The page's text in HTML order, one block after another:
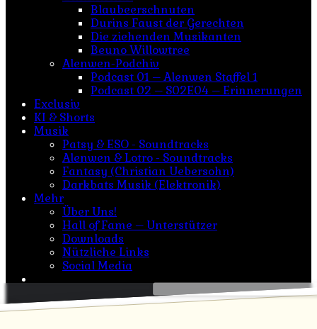
Blaubeerschnuten
Durins Faust der Gerechten
Die ziehenden Musikanten
Beuno Willowtree
Alenwen-Podchiv
Podcast 01 – Alenwen Staffel 1
Podcast 02 – S02E04 – Erinnerungen
Exclusiv
KI & Shorts
Musik
Patsy & ESO - Soundtracks
Alenwen & Lotro - Soundtracks
Fantasy (Christian Uebersohn)
Darkbats Musik (Elektronik)
Mehr
Über Uns!
Hall of Fame – Unterstützer
Downloads
Nützliche Links
Social Media